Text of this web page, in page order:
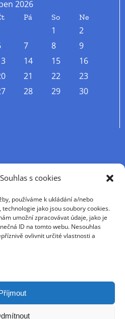
s cookies
používáme k ukládání a/nebo
jako jsou soubory cookies.
umožní zpracovávat údaje, jako je
ID na tomto webu. Nesouhlas
ovlivnit určité vlastnosti a
2026
Pá So Ne
1
2
7 8
9
14 15
16
21 22
23
28 29
30
zásady ochrany osobních